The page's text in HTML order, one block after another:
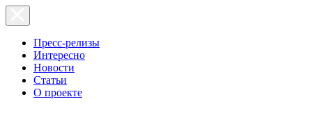
Пресс-релизы
Интересно
Новости
Статьи
О проекте